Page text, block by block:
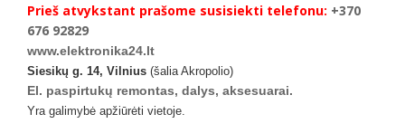
Prieš atvykstant prašome susisiekti telefonu: +370
676 92829
www.elektronika24.lt
Siesikų g. 14, Vilnius (šalia Akropolio)
El. paspirtukų remontas, dalys, aksesuarai.
Yra galimybė apžiūrėti vietoje.